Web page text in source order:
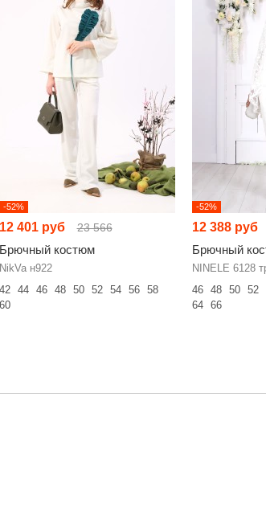
-52%
12 401 руб 23 566
Брючный костюм
NikVa н922
42
44 46 48 50 52 54 56
58
60
-52%
12 388 руб
Брючный
NINELE 6128
46
48 50 52
64
66